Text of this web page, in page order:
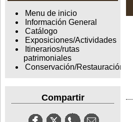
Menu de inicio
Información General
Catálogo
Exposiciones/Actividades
Itinerarios/rutas
patrimoniales
Conservación/Restauración
Compartir